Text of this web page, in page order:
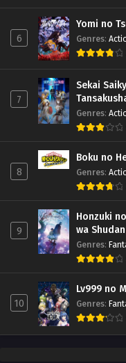
6
Yomi no
Genres:
7
Sekai
Genres:
8
Boku no
Genres:
9
Honzuki
wa
Youjo
Genres:
10
Lv999 no
Genres: